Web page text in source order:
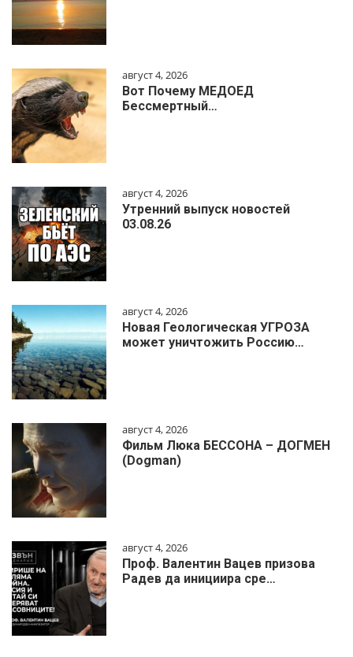
август 4, 2026
Вот Почему МЕДОЕД
Бессмертный…
август 4, 2026
Утренний выпуск новостей
03.08.26
август 4, 2026
Новая Геологическая УГРОЗА
может уничтожить Россию…
август 4, 2026
Фильм Люка БЕССОНА – ДОГМЕН
(Dogman)
август 4, 2026
Проф. Валентин Вацев призова
Радев да инициира сре…